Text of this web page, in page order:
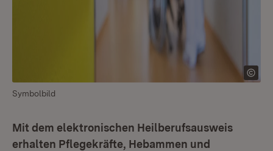
Symbolbild
Mit dem elektronischen Heilberufsausweis
erhalten Pflegekräfte, Hebammen und